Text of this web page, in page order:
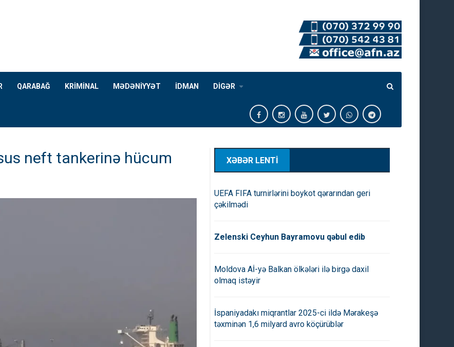
QARABAĞ KRİMİNAL MƏDƏNİYYƏT İDMAN DİGƏR
neft tankerinə hücum
XƏBƏR LENTİ
UEFA FIFA turnirlərini boykot qərarından geri
çəkilmədi
Zelenski Ceyhun Bayramovu qəbul edib
Moldova Aİ-yə Balkan ölkələri ilə birgə daxil
olmaq istəyir
İspaniyadakı miqrantlar 2025-ci ildə Mərakeşə
təxminən 1,6 milyard avro köçürüblər